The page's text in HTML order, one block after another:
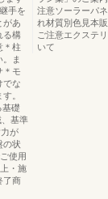
手を
があ
る構
＊柱
ま
＊モ
でな
。
基礎
基準
が
の状
使用
・施
了商
注意ソーラーパ
れ材質別色見本
ご注意エクステ
いて